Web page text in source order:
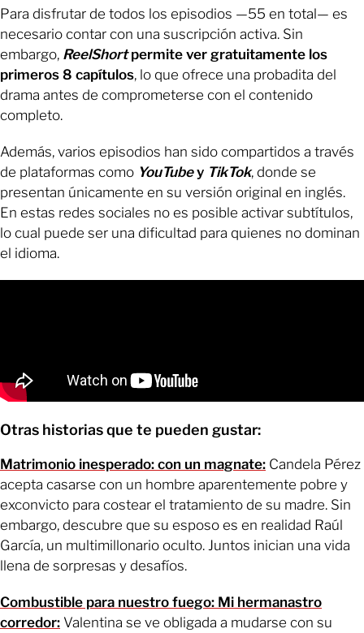
Para disfrutar de todos los episodios —55 en total— es
necesario contar con una suscripción activa. Sin
embargo, ReelShortpermite ver gratuitamente los
primeros 8 capítulos, lo que ofrece una probadita del
drama antes de comprometerse con el contenido
completo.
Además, varios episodios han sido compartidos a través
de plataformas como YouTubey TikTok, donde se
presentan únicamente en su versión original en inglés.
En estas redes sociales no es posible activar subtítulos,
lo cual puede ser una dificultad para quienes no dominan
el idioma.
Otras historias que te pueden gustar:
Matrimonio inesperado: con un magnate: Candela Pérez
acepta casarse con un hombre aparentemente pobre y
exconvicto para costear el tratamiento de su madre. Sin
embargo, descubre que su esposo es en realidad Raúl
García, un multimillonario oculto. Juntos inician una vida
llena de sorpresas y desafíos.
Combustible para nuestro fuego: Mi hermanastro
corredor: Valentina se ve obligada a mudarse con su